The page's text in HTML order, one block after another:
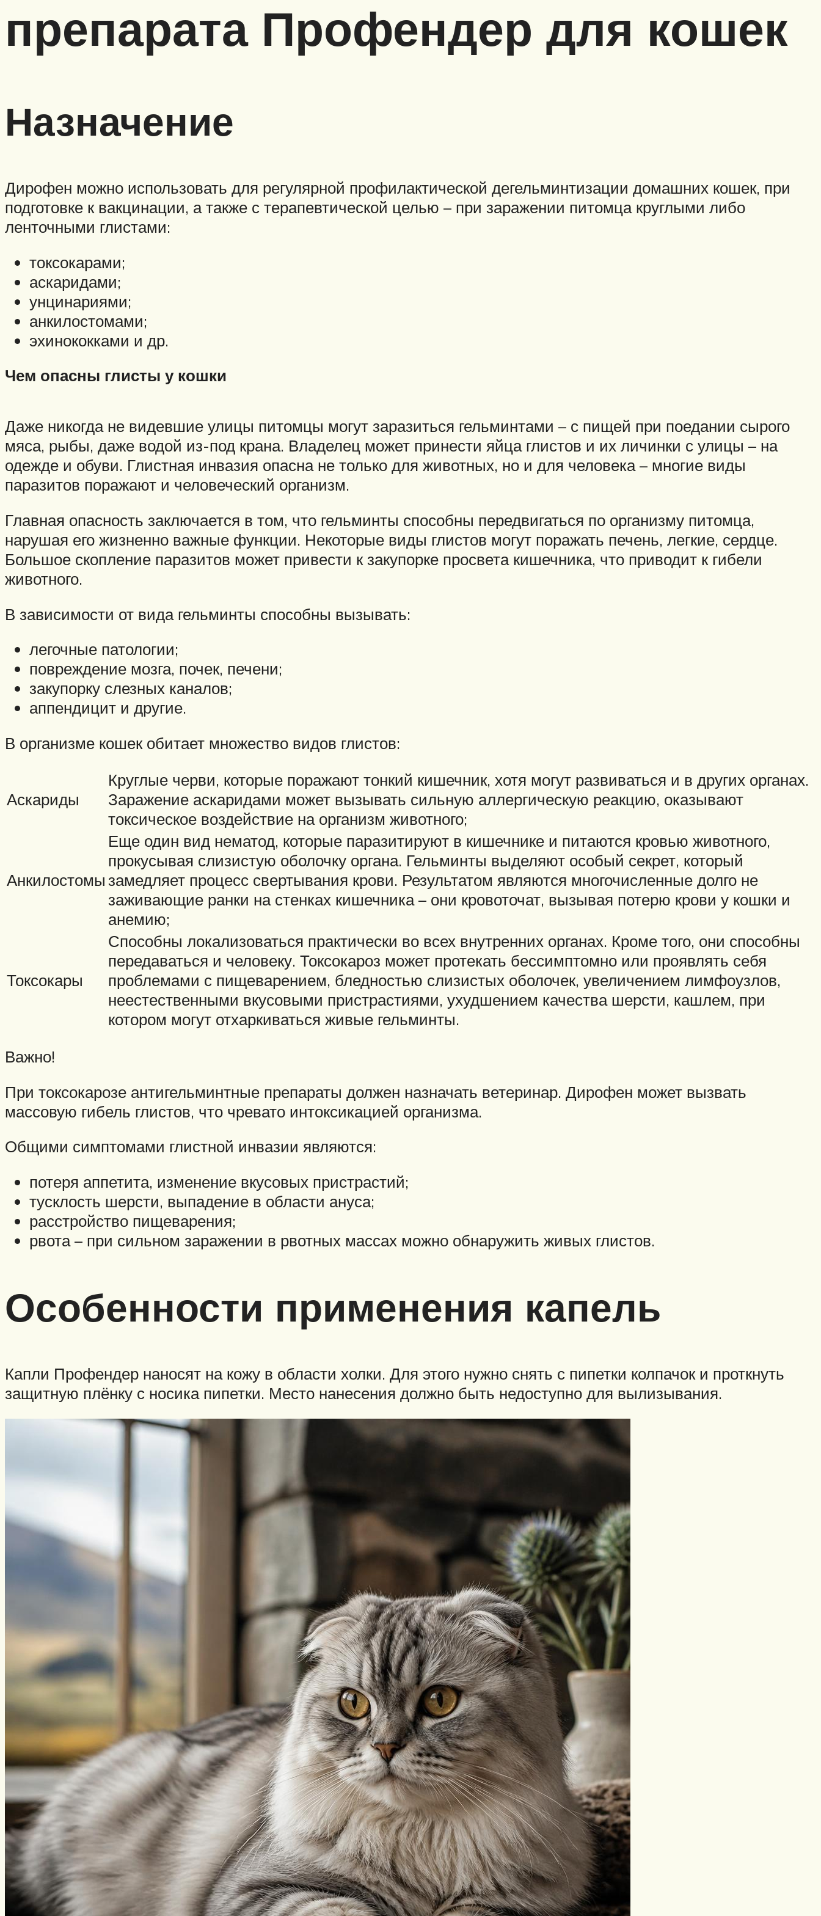
препарата Профендер для кошек
Назначение
Дирофен можно использовать для регулярной профилактической дегельминтизации домашних кошек, при
подготовке к вакцинации, а также с терапевтической целью – при заражении питомца круглыми либо
ленточными глистами:
токсокарами;
аскаридами;
унцинариями;
анкилостомами;
эхинококками и др.
Чем опасны глисты у кошки
Даже никогда не видевшие улицы питомцы могут заразиться гельминтами – с пищей при поедании сырого
мяса, рыбы, даже водой из-под крана. Владелец может принести яйца глистов и их личинки с улицы – на
одежде и обуви. Глистная инвазия опасна не только для животных, но и для человека – многие виды
паразитов поражают и человеческий организм.
Главная опасность заключается в том, что гельминты способны передвигаться по организму питомца,
нарушая его жизненно важные функции. Некоторые виды глистов могут поражать печень, легкие, сердце.
Большое скопление паразитов может привести к закупорке просвета кишечника, что приводит к гибели
животного.
В зависимости от вида гельминты способны вызывать:
легочные патологии;
повреждение мозга, почек, печени;
закупорку слезных каналов;
аппендицит и другие.
В организме кошек обитает множество видов глистов:
Аскариды
Круглые черви, которые поражают тонкий кишечник, хотя могут развиваться и в других органах.
Заражение аскаридами может вызывать сильную аллергическую реакцию, оказывают
токсическое воздействие на организм животного;
Анкилостомы
Еще один вид нематод, которые паразитируют в кишечнике и питаются кровью животного,
прокусывая слизистую оболочку органа. Гельминты выделяют особый секрет, который
замедляет процесс свертывания крови. Результатом являются многочисленные долго не
заживающие ранки на стенках кишечника – они кровоточат, вызывая потерю крови у кошки и
анемию;
Токсокары
Способны локализоваться практически во всех внутренних органах. Кроме того, они способны
передаваться и человеку. Токсокароз может протекать бессимптомно или проявлять себя
проблемами с пищеварением, бледностью слизистых оболочек, увеличением лимфоузлов,
неестественными вкусовыми пристрастиями, ухудшением качества шерсти, кашлем, при
котором могут отхаркиваться живые гельминты.
Важно!
При токсокарозе антигельминтные препараты должен назначать ветеринар. Дирофен может вызвать
массовую гибель глистов, что чревато интоксикацией организма.
Общими симптомами глистной инвазии являются:
потеря аппетита, изменение вкусовых пристрастий;
тусклость шерсти, выпадение в области ануса;
расстройство пищеварения;
рвота – при сильном заражении в рвотных массах можно обнаружить живых глистов.
Особенности применения капель
Капли Профендер наносят на кожу в области холки. Для этого нужно снять с пипетки колпачок и проткнуть
защитную плёнку с носика пипетки. Место нанесения должно быть недоступно для вылизывания.